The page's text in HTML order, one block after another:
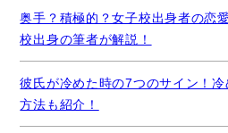
奥手？積極的？女子校出身者の恋
校出身の筆者が解説！
彼氏が冷めた時の7つのサイン！
方法も紹介！